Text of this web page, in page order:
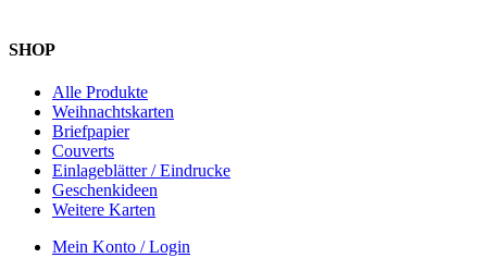
SHOP
Alle Produkte
Weihnachtskarten
Briefpapier
Couverts
Einlageblätter / Eindrucke
Geschenkideen
Weitere Karten
Mein Konto / Login